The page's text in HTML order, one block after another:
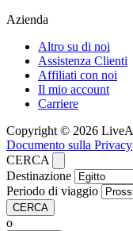
Azienda
Altro su di noi
Assistenza Clienti
Affiliati con noi
Il mio account
Carriere
Copyright © 2026
Documento sulla Privacy
CERCA
Destinazione
Periodo di viaggio
CERCA
o